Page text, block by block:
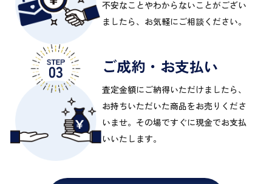
不安なことやわからないことがござい
ましたら、お気軽にご相談ください。
ご成約・お支払い
査定金額にご納得いただけましたら、
お持ちいただいた商品をお売りくださ
いませ。その場ですぐに現金でお支払
いいたします。